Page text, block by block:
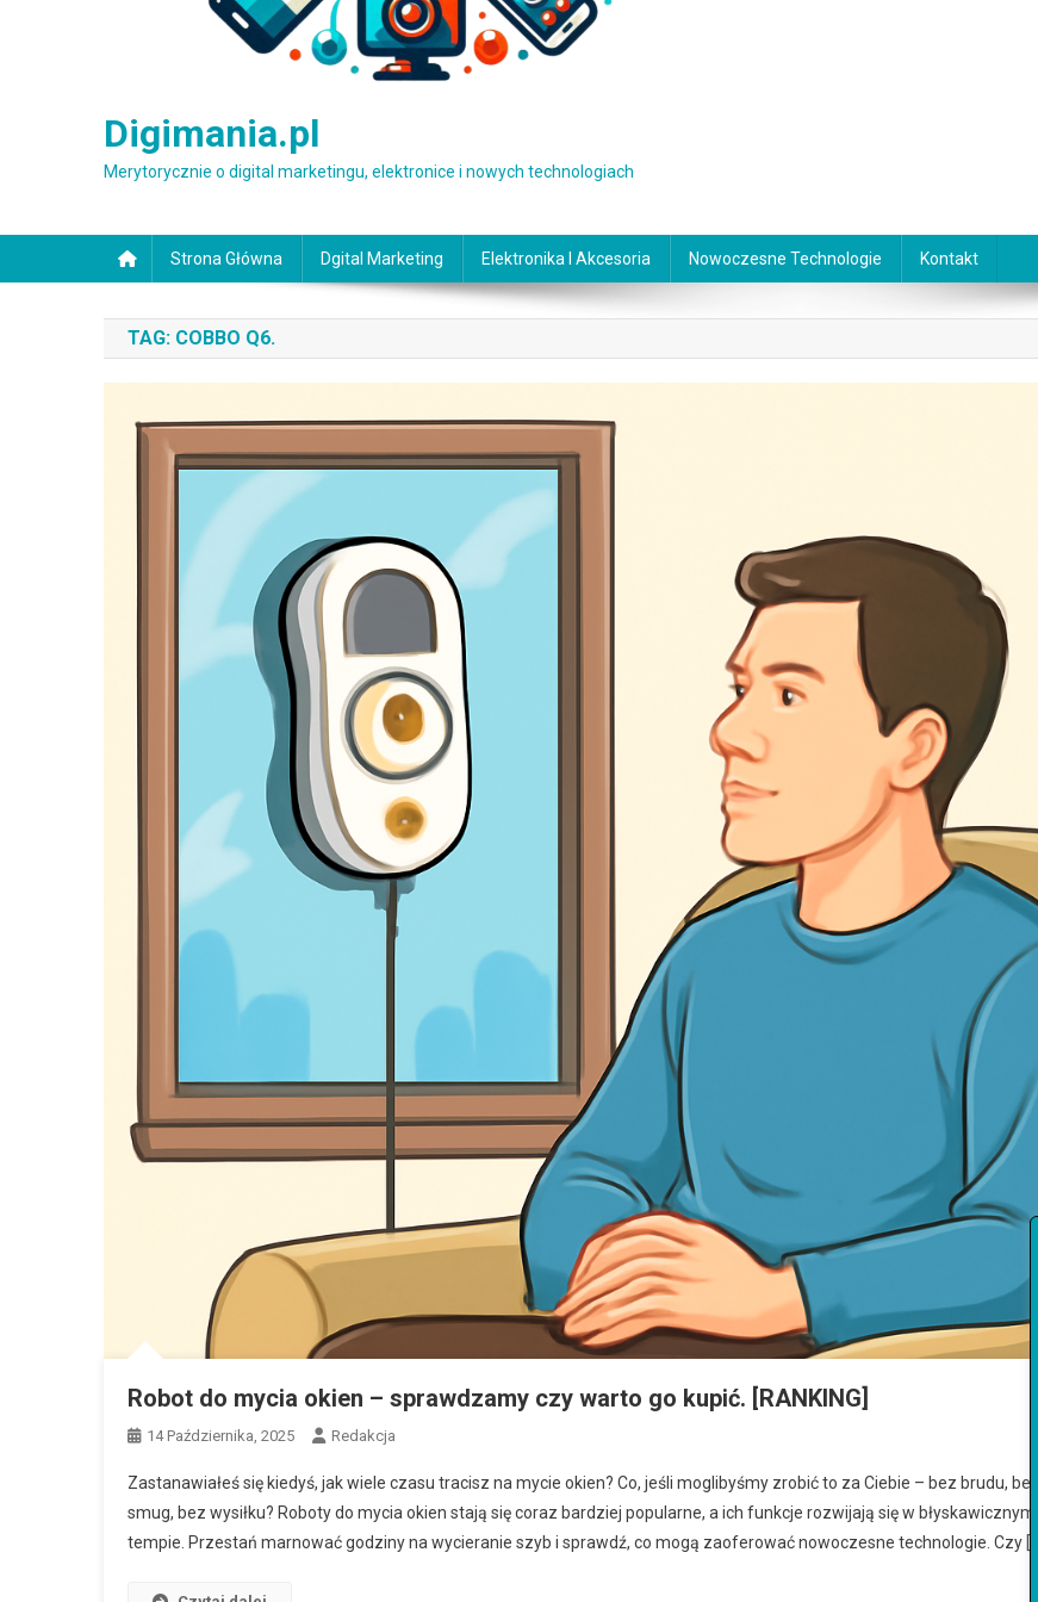
Digimania.pl
Merytorycznie o digital marketingu, elektronice i nowych technologiach
Strona Główna Dgital Marketing Elektronika I Akcesoria Nowoczesne Technologie Kontakt
TAG: COBBO Q6.
Robot do mycia okien – sprawdzamy czy warto go kupić. [RANKING]
14 Października, 2025 Redakcja
Zastanawiałeś się kiedyś, jak wiele czasu tracisz na mycie okien? Co, jeśli moglibyśmy zrobić to za Ciebie – bez brudu, bez
smug, bez wysiłku? Roboty do mycia okien stają się coraz bardziej popularne, a ich funkcje rozwijają się w błyskawicznym
tempie. Przestań marnować godziny na wycieranie szyb i sprawdź, co mogą zaoferować nowoczesne technologie. Czy […]